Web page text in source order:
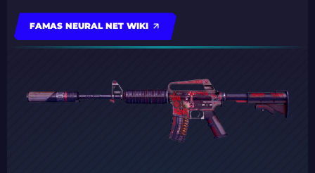
FAMAS NEURAL NET WIKI